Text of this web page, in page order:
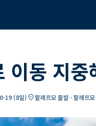
이동 지
19 (8일) location_on팔레르모 출발 - 팔레르